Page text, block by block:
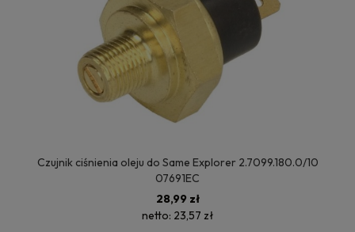
Czujnik ciśnienia oleju do Same Explorer 2.7099.180.0/10
07691EC
28,99 zł
netto: 23,57 zł